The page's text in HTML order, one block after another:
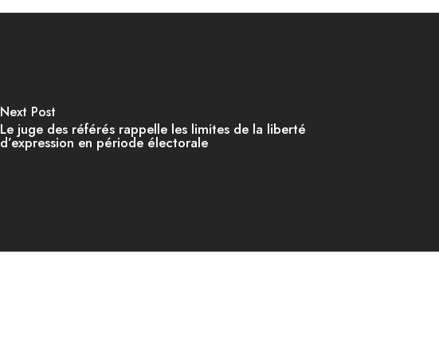
Next Post
Le juge des référés rappelle les limites de la liberté
d’expression en période électorale